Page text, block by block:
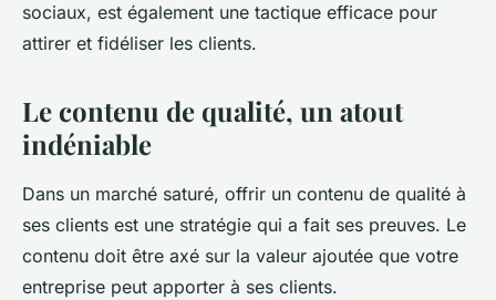
sociaux, est également une tactique efficace pour
attirer et fidéliser les clients.
Le contenu de qualité, un atout
indéniable
Dans un marché saturé, offrir un contenu de qualité à
ses clients est une stratégie qui a fait ses preuves. Le
contenu doit être axé sur la valeur ajoutée que votre
entreprise peut apporter à ses clients.